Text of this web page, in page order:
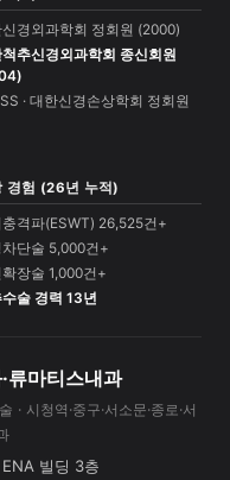
경외과학회 정회원 (2000)
추신경외과학회 종신회원
· 대한신경손상학회 정회원
경험 (26년 누적)
격파(ESWT) 26,525건+
차단술 5,000건+
확장술 1,000건+
수술 경력 13년
류마티스내과
· 시청역·중구·서소문·종로·서
빌딩 3층